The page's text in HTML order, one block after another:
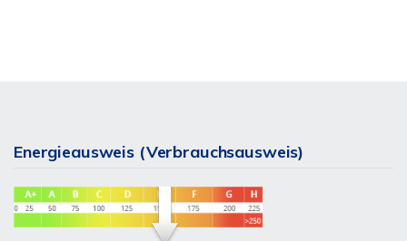
Energieausweis (Verbrauchsausweis)